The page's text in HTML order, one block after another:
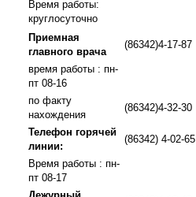
Время работы:
круглосуточно
Приемная
главного врача
(86342)4-17-87
время работы : пн-
пт 08-16
по факту
нахождения
(86342)4-32-30
Телефон горячей
линии:
(86342) 4-02-65
Время работы : пн-
пт 08-17